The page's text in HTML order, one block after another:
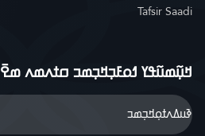
Tafsir Saadi
ߞߎ߲߬ߘߎ߬ߟߌ ߗߋߓߏ߲ߞߏ߲ߘߏ ߛߙߍߘߍ ߘߐ߫